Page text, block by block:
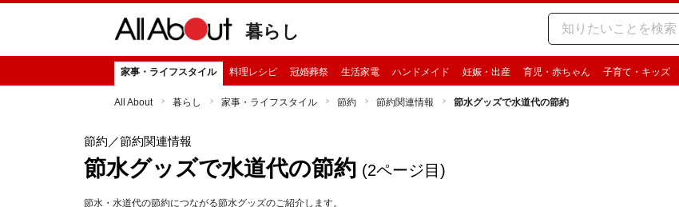
暮らし
家事・ライフスタイル 料理レシピ 冠婚葬祭 生活家電 ハンドメイド 妊娠・出産 育児・赤ちゃん 子育て・キッズ
All About 暮らし 家事・ライフスタイル 節約 節約関連情報 節水グッズで水道代の節約
節約 ／節約関連情報
節水グッズで水道代の節約 (2ページ目)
節水・水道代の節約につながる節水グッズのご紹介します。